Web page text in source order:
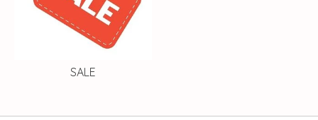
SALE